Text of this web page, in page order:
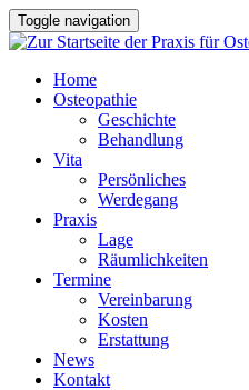
Toggle navigation
Home
Osteopathie
Geschichte
Behandlung
Vita
Persönliches
Werdegang
Praxis
Lage
Räumlichkeiten
Termine
Vereinbarung
Kosten
Erstattung
News
Kontakt